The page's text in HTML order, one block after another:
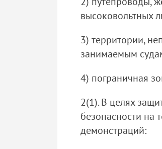
высоковольтных
3) территории,
занимаемым
4) пограничная
2(1). В целях
безопасности на
демонстраций: